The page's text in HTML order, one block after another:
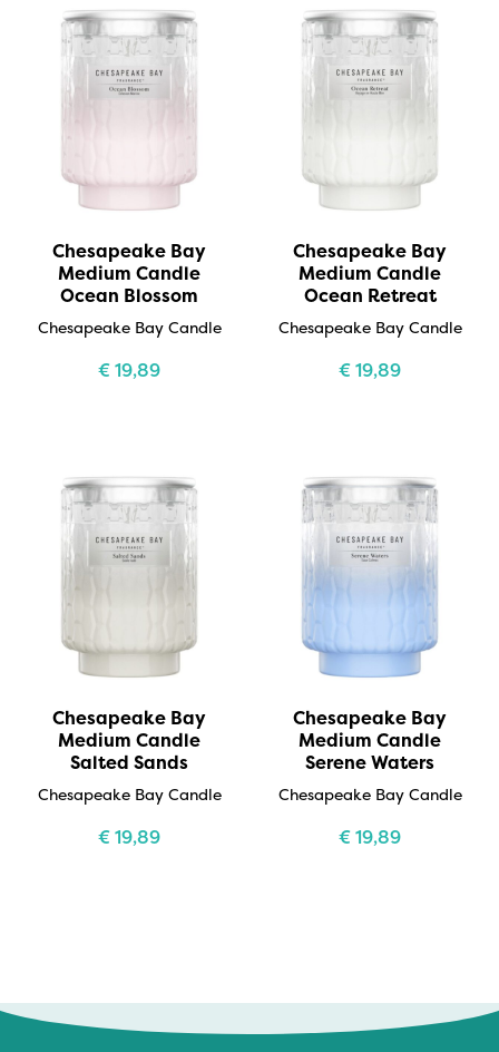
Chesapeake Bay
Medium Candle
Ocean Blossom
Chesapeake Bay Candle
€19,89
Chesapeake Bay
Medium Candle
Ocean Retreat
Chesapeake Bay Candle
€19,89
Chesapeake Bay
Medium Candle
Salted Sands
Chesapeake Bay Candle
€19,89
Chesapeake Bay
Medium Candle
Serene Waters
Chesapeake Bay Candle
€19,89